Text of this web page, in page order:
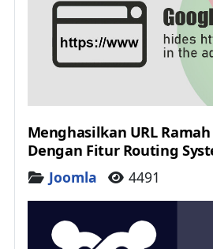
Menghasilkan URL
Dengan Fitur Routing
Details
Joomla 4491